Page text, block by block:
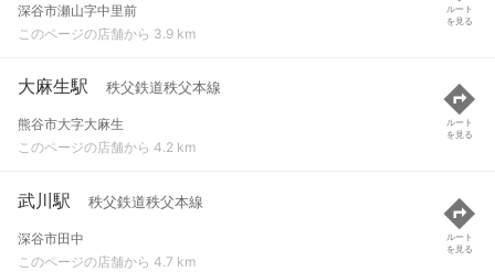
深谷市瀬山字中里前
このページの店舗から 3.9 km
ルート
を見る
大麻生駅 秩父鉄道秩父本線
熊谷市大字大麻生
このページの店舗から 4.2 km
ルート
を見る
武川駅 秩父鉄道秩父本線
深谷市田中
このページの店舗から 4.7 km
ルート
を見る